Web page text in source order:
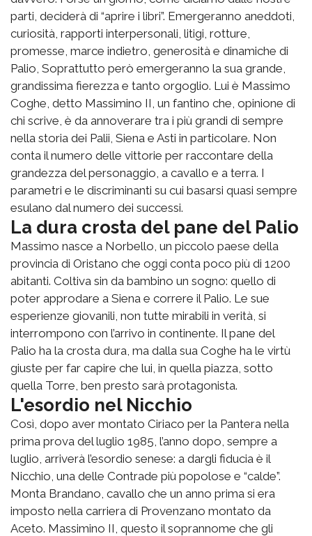
parti, deciderà di “aprire i libri”. Emergeranno aneddoti,
curiosità, rapporti interpersonali, litigi, rotture,
promesse, marce indietro, generosità e dinamiche di
Palio, Soprattutto però emergeranno la sua grande,
grandissima fierezza e tanto orgoglio. Lui è Massimo
Coghe, detto Massimino II, un fantino che, opinione di
chi scrive, è da annoverare tra i più grandi di sempre
nella storia dei Palii, Siena e Asti in particolare. Non
conta il numero delle vittorie per raccontare della
grandezza del personaggio, a cavallo e a terra. I
parametri e le discriminanti su cui basarsi quasi sempre
esulano dal numero dei successi.
La dura crosta del pane del Palio
Massimo nasce a Norbello, un piccolo paese della
provincia di Oristano che oggi conta poco più di 1200
abitanti. Coltiva sin da bambino un sogno: quello di
poter approdare a Siena e correre il Palio. Le sue
esperienze giovanili, non tutte mirabili in verità, si
interrompono con l’arrivo in continente. Il pane del
Palio ha la crosta dura, ma dalla sua Coghe ha le virtù
giuste per far capire che lui, in quella piazza, sotto
quella Torre, ben presto sarà protagonista.
L'esordio nel Nicchio
Così, dopo aver montato Ciriaco per la Pantera nella
prima prova del luglio 1985, l’anno dopo, sempre a
luglio, arriverà l’esordio senese: a dargli fiducia è il
Nicchio, una delle Contrade più popolose e “calde”.
Monta Brandano, cavallo che un anno prima si era
imposto nella carriera di Provenzano montato da
Aceto. Massimino II, questo il soprannome che gli